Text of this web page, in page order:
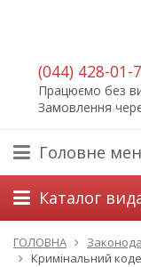
(044) 428-01-
Працюємо без
Замовлення
Головне
Каталог
ГОЛОВНА
Кримінальний